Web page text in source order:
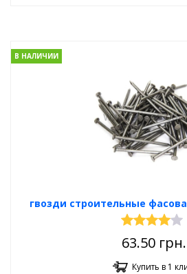
гвозди строительные
В НАЛИЧИИ
63.50 грн.
Купить в 1